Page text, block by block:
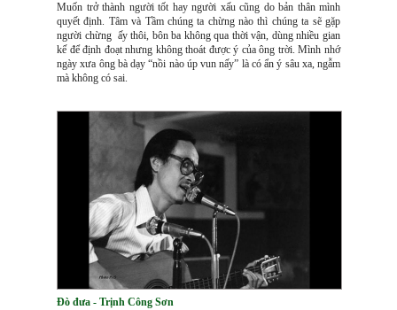
Muốn trở thành người tốt hay người xấu cũng do bản thân mình
quyết định. Tâm và Tầm chúng ta chừng nào thì chúng ta sẽ gặp
người chừng ấy thôi, bôn ba không qua thời vận, dùng nhiều gian
kế để định đoạt nhưng không thoát được ý của ông trời. Mình nhớ
ngày xưa ông bà dạy “nồi nào úp vun nấy” là có ẩn ý sâu xa, ngẫm
mà không có sai.
Đò đưa - Trịnh Công Sơn